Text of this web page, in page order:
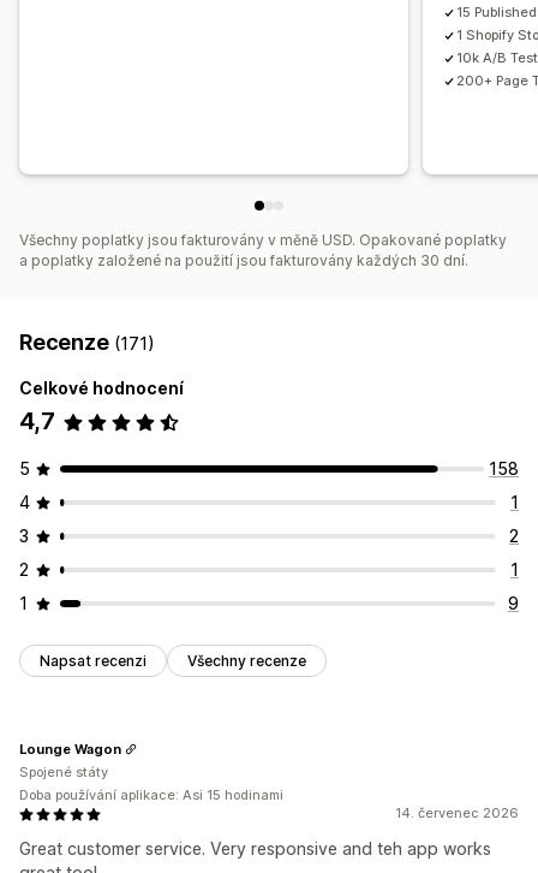
Lazy loading
Protokoly aktivit
15
1 Shopify
10k A/B
200+ Page
Všechny poplatky jsou fakturovány v měně USD. Opakované poplatky
a poplatky založené na použití jsou fakturovány každých 30 dní.
Recenze (171)
Celkové hodnocení
4,7
5
158
4
1
3
2
2
1
1
9
Napsat recenzi Všechny recenze
14. červenec 2026
Great customer service. Very responsive and teh app works
Lounge Wagon
Spojené státy
Doba používání aplikace: Asi 15 hodinami